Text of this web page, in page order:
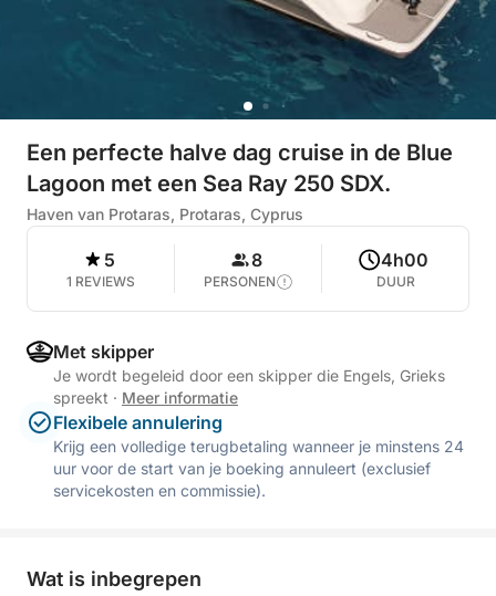
Een perfecte halve dag cruise in de Blue
Lagoon met een Sea Ray 250 SDX.
Haven van Protaras, Protaras, Cyprus
5
1 REVIEWS
8
PERSONEN
4h00
DUUR
Met skipper
Je wordt begeleid door een skipper die Engels, Grieks
spreekt · Meer informatie
Flexibele annulering
Krijg een volledige terugbetaling wanneer je minstens 24
uur voor de start van je boeking annuleert (exclusief
servicekosten en commissie).
Wat is inbegrepen